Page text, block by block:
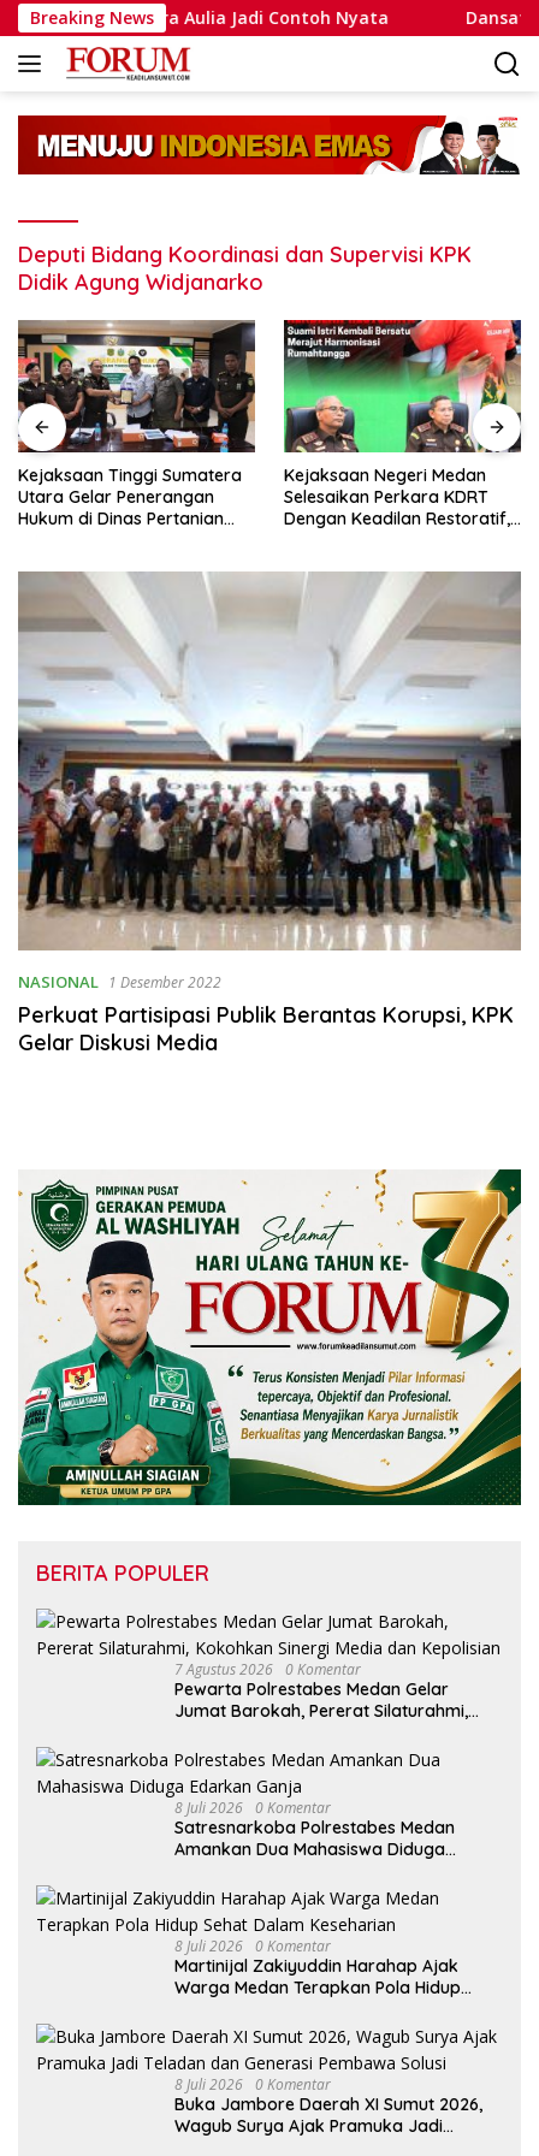
Langsung
ke
konten
Breaking News
Putra Aulia Jadi Contoh Nyata Dansatlat
Deputi Bidang Koordinasi dan Supervisi KPK
Didik Agung Widjanarko
Kejaksaan Tinggi Sumatera
Utara Gelar Penerangan
Hukum di Dinas Pertanian
Kejaksaan Negeri Medan
Selesaikan Perkara KDRT
Dengan Keadilan Restoratif,
Rumahtangga
NASIONAL 1 Desember 2022
Perkuat Partisipasi Publik Berantas Korupsi, KPK
Gelar Diskusi Media
BERITA POPULER
7 Agustus 2026 0 Komentar
Pewarta Polrestabes Medan Gelar
Jumat Barokah, Pererat Silaturahmi,
8 Juli 2026 0 Komentar
Satresnarkoba Polrestabes Medan
Amankan Dua Mahasiswa Diduga
8 Juli 2026 0 Komentar
Martinijal Zakiyuddin Harahap Ajak
Warga Medan Terapkan Pola Hidup
8 Juli 2026 0 Komentar
Buka Jambore Daerah XI Sumut 2026,
Wagub Surya Ajak Pramuka Jadi